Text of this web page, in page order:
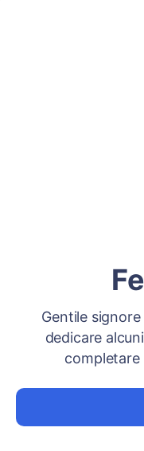
Gentile
dedicare
completare